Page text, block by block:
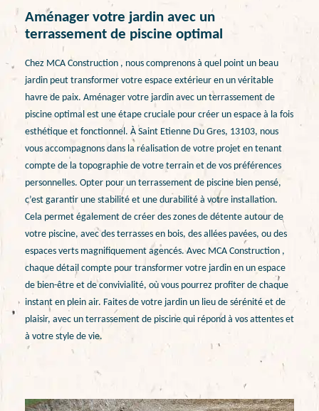
Aménager votre jardin avec un
terrassement de piscine optimal
Chez MCA Construction , nous comprenons à quel point un beau
jardin peut transformer votre espace extérieur en un véritable
havre de paix. Aménager votre jardin avec un terrassement de
piscine optimal est une étape cruciale pour créer un espace à la fois
esthétique et fonctionnel. À Saint Etienne Du Gres, 13103, nous
vous accompagnons dans la réalisation de votre projet en tenant
compte de la topographie de votre terrain et de vos préférences
personnelles. Opter pour un terrassement de piscine bien pensé,
c’est garantir une stabilité et une durabilité à votre installation.
Cela permet également de créer des zones de détente autour de
votre piscine, avec des terrasses en bois, des allées pavées, ou des
espaces verts magnifiquement agencés. Avec MCA Construction ,
chaque détail compte pour transformer votre jardin en un espace
de bien-être et de convivialité, où vous pourrez profiter de chaque
instant en plein air. Faites de votre jardin un lieu de sérénité et de
plaisir, avec un terrassement de piscine qui répond à vos attentes et
à votre style de vie.